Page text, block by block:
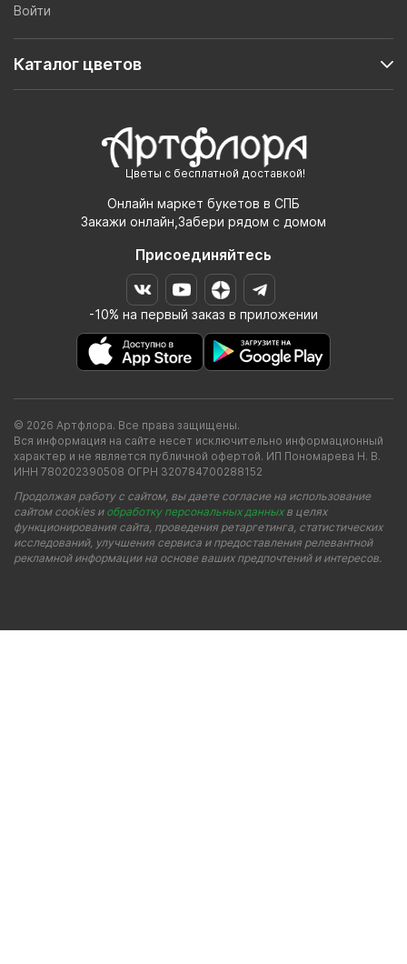
Цветы с бесплатной доставкой!
Онлайн маркет букетов в СПБ
Закажи онлайн,Забери рядом с домом
Присоединяйтесь
-10% на первый заказ в приложении
Войти
Каталог цветов
© 2026 Артфлора. Все права защищены.
Вся информация на сайте несет исключительно информационный
характер и не является публичной офертой. ИП Пономарева Н. В.
ИНН 780202390508 ОГРН 320784700288152
Продолжая работу с сайтом, вы даете согласие на использование
сайтом cookies и обработку персональных данныхв целях
функционирования сайта, проведения ретаргетинга, статистических
исследований, улучшения сервиса и предоставления релевантной
рекламной информации на основе ваших предпочтений и интересов.